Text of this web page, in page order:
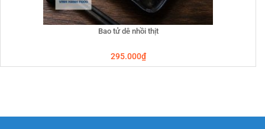
Bao tử dê nhồi thịt
295.000₫